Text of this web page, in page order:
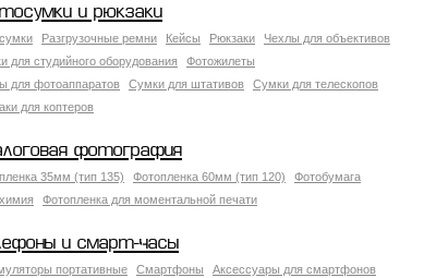
и рюкзаки
Разгрузочные ремни Кейсы Рюкзаки
Чехлы для объективов
для студийного оборудования
Фотожилеты
для фотоаппаратов
Сумки для штативов
Сумки для телескопов
для коптеров
фотография
35мм (тип 135) Фотопленка 60мм (тип 120)
Фотобумага
Фотопленка для моментальной печати
и смарт-часы
портативные Смартфоны
Аксессуары для смартфонов